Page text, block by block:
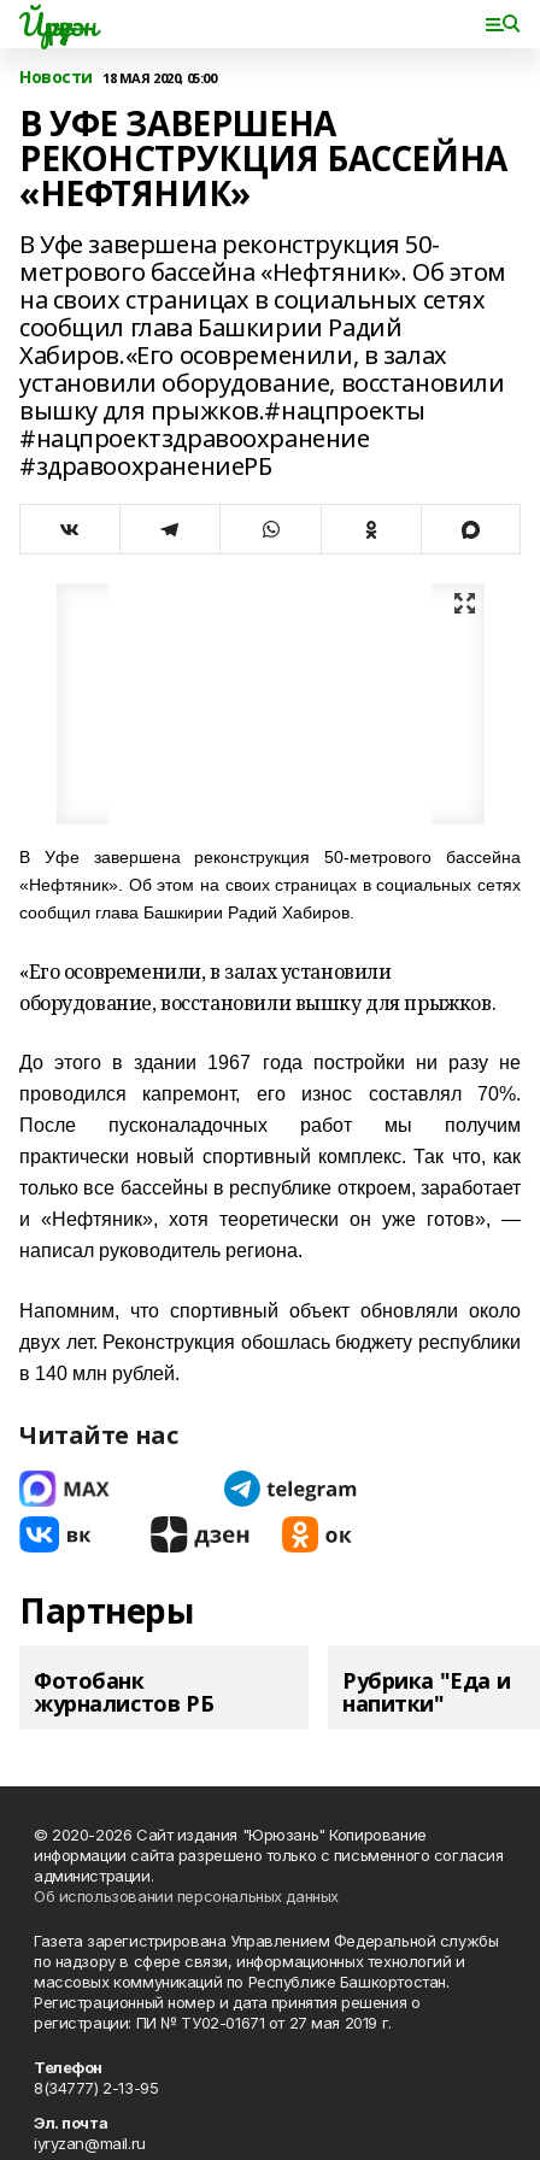
Йүрүҙән
Новости 18 МАЯ 2020, 05:00
В УФЕ ЗАВЕРШЕНА
РЕКОНСТРУКЦИЯ БАССЕЙНА
«НЕФТЯНИК»
В Уфе завершена реконструкция 50-
метрового бассейна «Нефтяник». Об этом
на своих страницах в социальных сетях
сообщил глава Башкирии Радий
Хабиров.«Его осовременили, в залах
установили оборудование, восстановили
вышку для прыжков.#нацпроекты
#нацпроектздравоохранение
#здравоохранениеРБ
В Уфе завершена реконструкция 50-метрового бассейна
«Нефтяник». Об этом на своих страницах в социальных сетях
сообщил глава Башкирии Радий Хабиров.
«Его осовременили, в залах установили
оборудование, восстановили вышку для прыжков.
До этого в здании 1967 года постройки ни разу не
проводился капремонт, его износ составлял 70%.
После пусконаладочных работ мы получим
практически новый спортивный комплекс. Так что, как
только все бассейны в республике откроем, заработает
и «Нефтяник», хотя теоретически он уже готов», —
написал руководитель региона.
Напомним, что спортивный объект обновляли около
двух лет. Реконструкция обошлась бюджету республики
в 140 млн рублей.
Читайте нас
Партнеры
Фотобанк
журналистов РБ
Рубрика "Еда и
напитки"
© 2020-2026 Сайт издания "Юрюзань" Копирование
информации сайта разрешено только с письменного согласия
администрации.
Об использовании персональных данных
Газета зарегистрирована Управлением Федеральной службы
по надзору в сфере связи, информационных технологий и
массовых коммуникаций по Республике Башкортостан.
Регистрационный номер и дата принятия решения о
регистрации: ПИ № ТУ02-01671 от 27 мая 2019 г.
Телефон
8(34777) 2-13-95
Эл. почта
iyryzan@mail.ru